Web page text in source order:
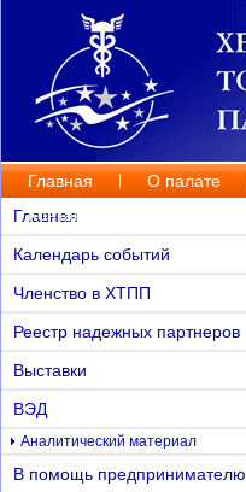
Главная О палате
Контакты
Главная
Календарь событий
Членство в ХТПП
Реестр надежных партнеров
Выставки
ВЭД
Аналитический материал
В помощь предпринимателю